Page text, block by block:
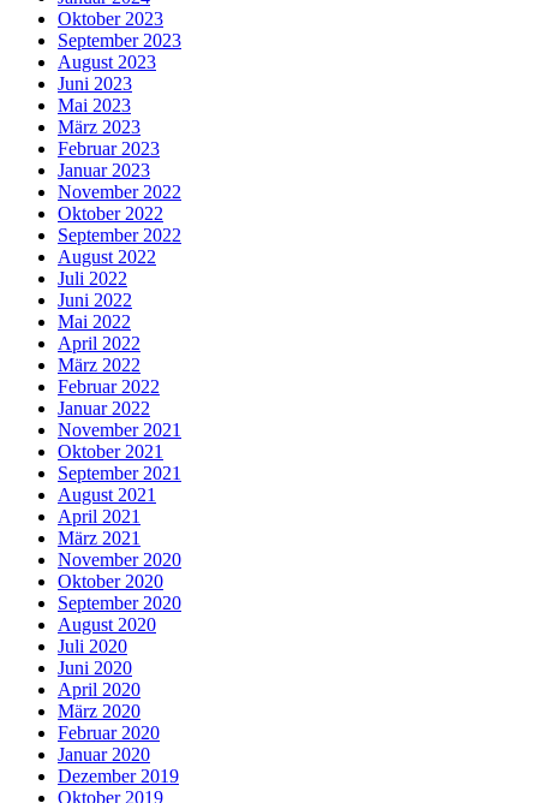
Oktober 2023
September 2023
August 2023
Juni 2023
Mai 2023
März 2023
Februar 2023
Januar 2023
November 2022
Oktober 2022
September 2022
August 2022
Juli 2022
Juni 2022
Mai 2022
April 2022
März 2022
Februar 2022
Januar 2022
November 2021
Oktober 2021
September 2021
August 2021
April 2021
März 2021
November 2020
Oktober 2020
September 2020
August 2020
Juli 2020
Juni 2020
April 2020
März 2020
Februar 2020
Januar 2020
Dezember 2019
Oktober 2019